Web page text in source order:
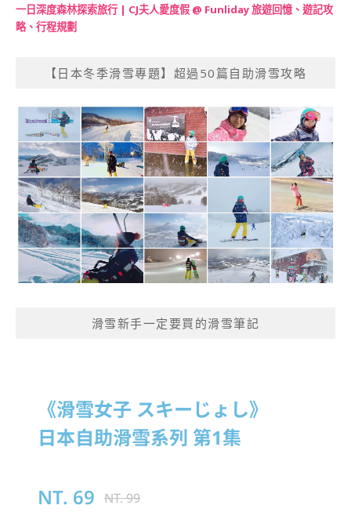
一日深度森林探索旅行 | CJ夫人愛度假 @ Funliday 旅遊回憶、遊記攻
略、行程規劃
【日本冬季滑雪專題】超過50篇自助滑雪攻略
滑雪新手一定要買的滑雪筆記